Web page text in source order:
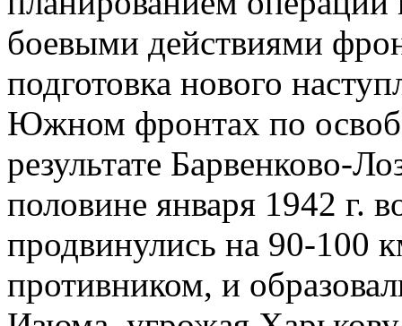
боевыми действиями
подготовка нового
Южном фронтах по
результате Барвенково-
половине января 1942 г.
продвинулись на 90-100
противником, и